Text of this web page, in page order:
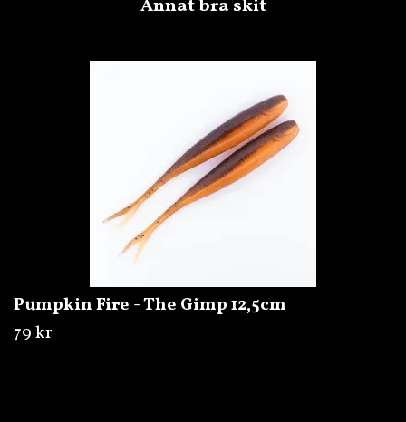
Pumpkin Fire - The Gimp 12,5cm
79 kr